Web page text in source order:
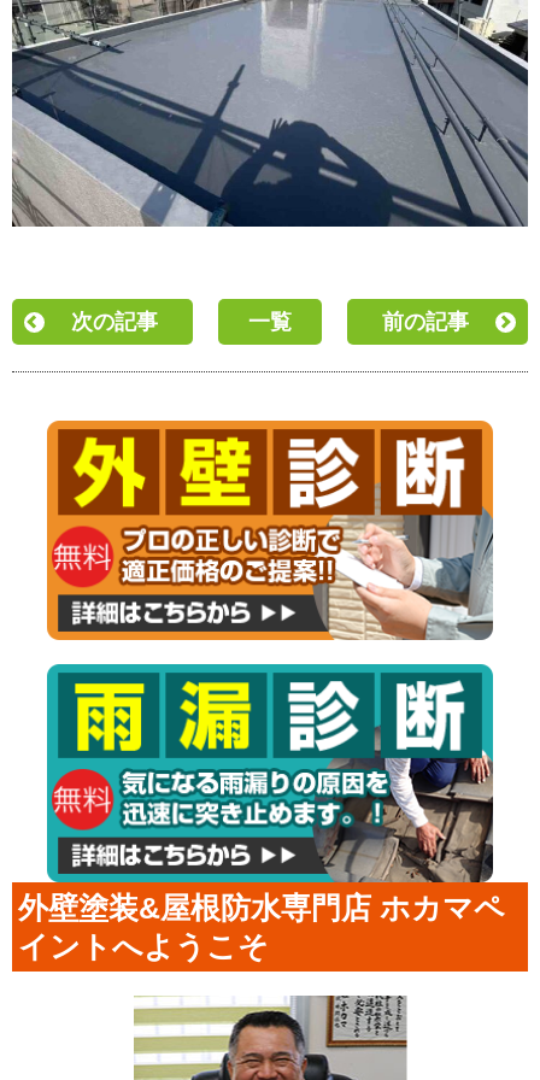
次の記事 一覧 前の記事
外壁塗装&屋根防水専門店 ホカマペ
イントへようこそ